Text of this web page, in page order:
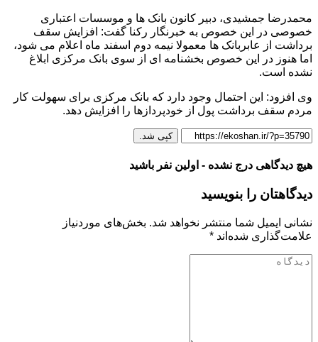
محمدرضا جمشیدی، دبیر کانون بانک ها و موسسات اعتباری
خصوصی در این خصوص به خبرنگار رکنا گفت: افزایش سقف
برداشت از عابربانک ها معمولا نیمه دوم اسفند ماه اعلام می شود،
اما هنوز در این خصوص بخشنامه ای از سوی بانک مرکزی ابلاغ
نشده است.
وی افزود: این احتمال وجود دارد که بانک مرکزی برای سهولت کار
مردم سقف برداشت پول از خودپردازها را افزایش دهد.
کپی شد.
هیچ دیدگاهی درج نشده - اولین نفر باشید
دیدگاهتان را بنویسید
نشانی ایمیل شما منتشر نخواهد شد. بخش‌های موردنیاز
علامت‌گذاری شده‌اند *